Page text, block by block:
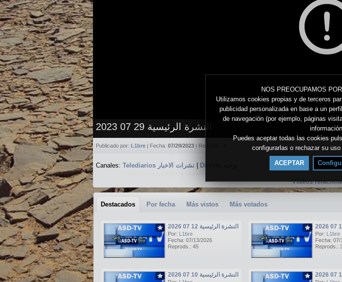
NOS PREOCUPAMOS
Utilizamos cookies propias y de terceros
publicidad personalizada en base a un
de navegación (por ejemplo, páginas
Puedes aceptar todas las cookies
configurarlas o rechazar su
ACEPTAR
النشرة الرئيسية 29 07 2023
Publicado por: L1bre | Fecha: 07/29/2023 | Reprods.:
Canales: Telediarios نشرات الاخبار
Vídeos
Destacados Por fecha Más vistos Más votados
النشرة الرئيسية 12 07 2026
Por: L1bre
Fecha: 07/13/2026
Reprods.: 45
Por: L1bre
Fecha: 07/
Reprods.:
النشرة الرئيسية 10 07 2026